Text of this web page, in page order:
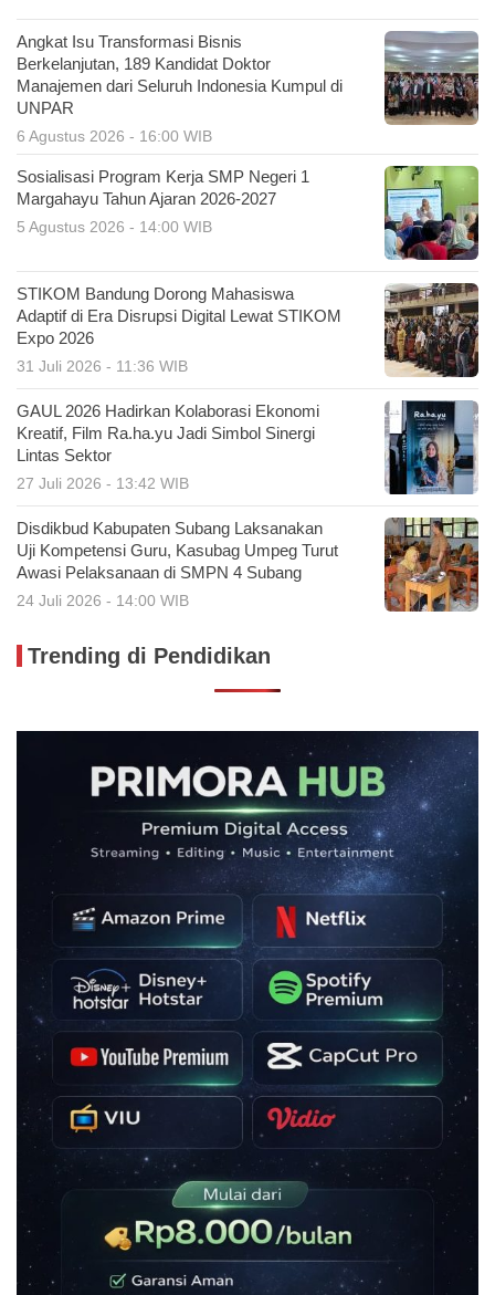
Angkat Isu Transformasi Bisnis
Berkelanjutan, 189 Kandidat Doktor
Manajemen dari Seluruh Indonesia Kumpul di
UNPAR
6 Agustus 2026 - 16:00 WIB
Sosialisasi Program Kerja SMP Negeri 1
Margahayu Tahun Ajaran 2026-2027
5 Agustus 2026 - 14:00 WIB
STIKOM Bandung Dorong Mahasiswa
Adaptif di Era Disrupsi Digital Lewat STIKOM
Expo 2026
31 Juli 2026 - 11:36 WIB
GAUL 2026 Hadirkan Kolaborasi Ekonomi
Kreatif, Film Ra.ha.yu Jadi Simbol Sinergi
Lintas Sektor
27 Juli 2026 - 13:42 WIB
Disdikbud Kabupaten Subang Laksanakan
Uji Kompetensi Guru, Kasubag Umpeg Turut
Awasi Pelaksanaan di SMPN 4 Subang
24 Juli 2026 - 14:00 WIB
Trending di Pendidikan